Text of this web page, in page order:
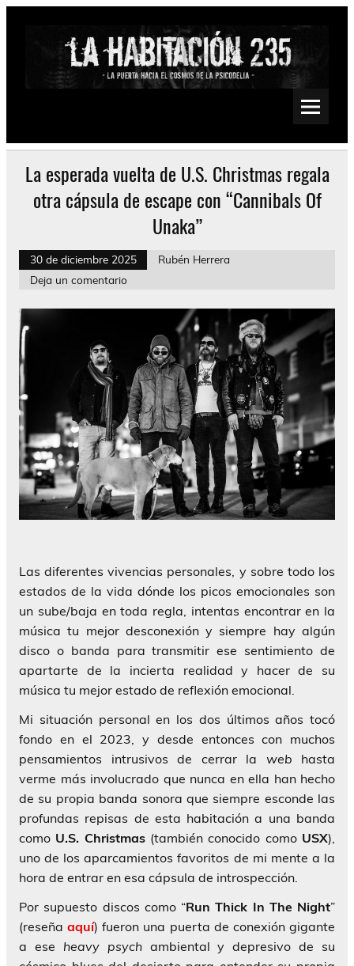
Saltar
Psychedelic, Stoner, Doom, Sludge, Fuzz, Space, Drone
La esperada vuelta de U.S. Christmas regala
otra cápsula de escape con “Cannibals Of
Unaka”
30 de diciembre 2025
Rubén Herrera
Deja un comentario
Las diferentes vivencias personales, y sobre todo los
estados de la vida dónde los picos emocionales son
un sube/baja en toda regla, intentas encontrar en la
música tu mejor desconexión y siempre hay algún
disco o banda para transmitir ese sentimiento de
apartarte de la incierta realidad y hacer de su
música tu mejor estado de reflexión emocional.
Mi situación personal en los dos últimos años tocó
fondo en el 2023, y desde entonces con muchos
pensamientos intrusivos de cerrar la web hasta
verme más involucrado que nunca en ella han hecho
de su propia banda sonora que siempre esconde las
profundas repisas de esta habitación a una banda
como U.S. Christmas(también conocido como USX),
uno de los aparcamientos favoritos de mi mente a la
hora de entrar en esa cápsula de introspección.
Por supuesto discos como “Run Thick In The Night”
(reseñaaquí) fueron una puerta de conexión gigante
a ese heavy psychambiental y depresivo de su